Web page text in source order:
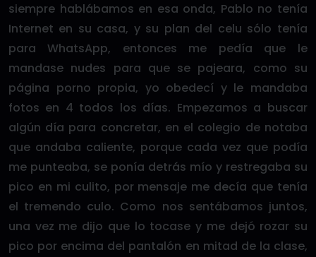
siempre hablábamos en esa onda, Pablo no tenía
Internet en su casa, y su plan del celu sólo tenía
para WhatsApp, entonces me pedía que le
mandase nudes para que se pajeara, como su
página porno propia, yo obedecí y le mandaba
fotos en 4 todos los días. Empezamos a buscar
algún día para concretar, en el colegio de notaba
que andaba caliente, porque cada vez que podía
me punteaba, se ponía detrás mío y restregaba su
pico en mi culito, por mensaje me decía que tenía
el tremendo culo. Como nos sentábamos juntos,
una vez me dijo que lo tocase y me dejó rozar su
pico por encima del pantalón en mitad de la clase,